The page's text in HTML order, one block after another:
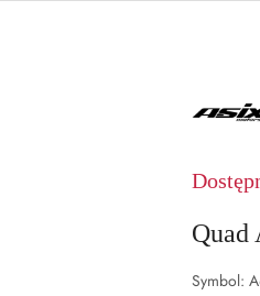
Quad
Symbol: